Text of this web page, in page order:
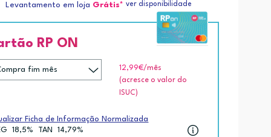
Levantamento em loja Grátis* ver disponibilidade
RP ON
12,99€/mês
(acresce o valor do
ISUC)
Ficha de Informação Normalizada
18,5% TAN 14,79%